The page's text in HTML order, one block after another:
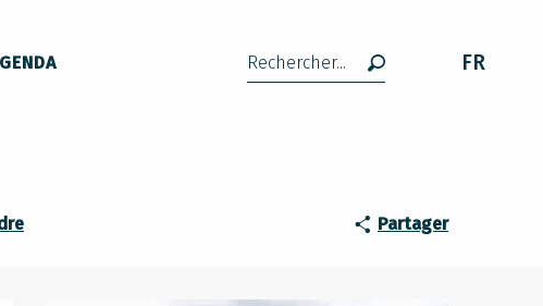
Recherche FR
pour préserver et valoriser
Partager